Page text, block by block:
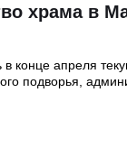
храма в
конце апреля
подворья,